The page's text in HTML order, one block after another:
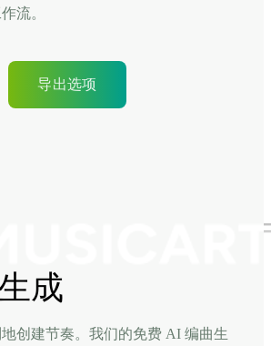
流。
导出选项
成
创建节奏。我们的免费 AI 编曲生